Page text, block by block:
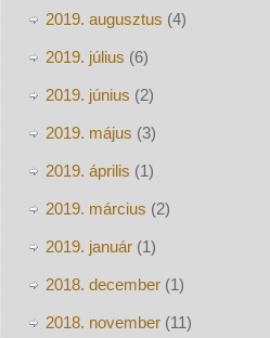
2019. augusztus (4)
2019. július (6)
2019. június (2)
2019. május (3)
2019. április (1)
2019. március (2)
2019. január(1)
2018. december(1)
2018. november(11)